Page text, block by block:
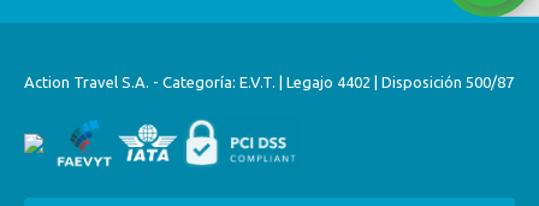
Action Travel S.A. - Categoría: E.V.T. | Legajo 4402 | Disposición 500/87